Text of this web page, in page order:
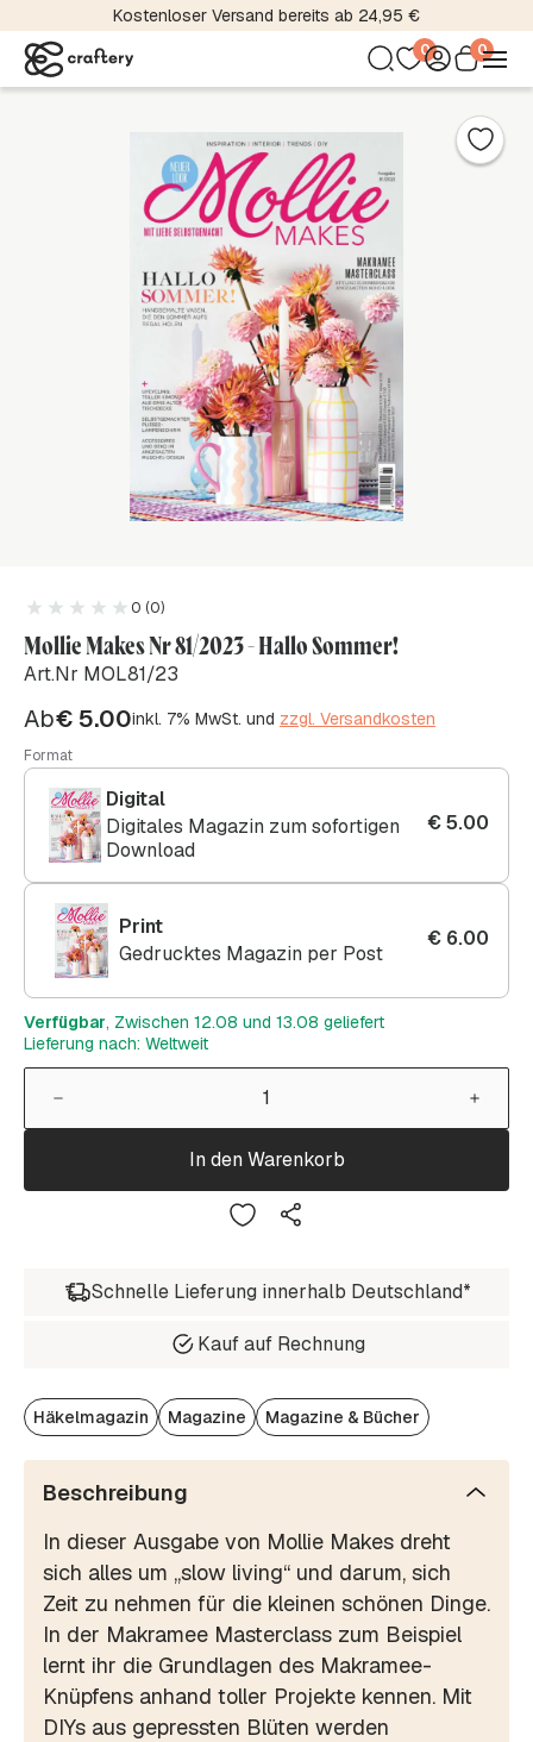
Kostenloser Versand bereits ab 24,95 €
0 0
0 (0)
Mollie Makes Nr 81/2023 - Hallo Sommer!
Art.Nr MOL81/23
Ab€ 5.00inkl. 7% MwSt. und zzgl. Versandkosten
Format
Digital
Digitales Magazin zum sofortigen
Download
€5.00
Print
Gedrucktes Magazin per Post
€ 6.00
Verfügbar, Zwischen 12.08 und 13.08 geliefert
Lieferung nach: Weltweit
In den Warenkorb
Schnelle Lieferung innerhalb Deutschland*
Kauf auf Rechnung
Häkelmagazin Magazine Magazine & Bücher
Beschreibung
In dieser Ausgabe von Mollie Makes dreht
sich alles um „slow living“ und darum, sich
Zeit zu nehmen für die kleinen schönen Dinge.
In der Makramee Masterclass zum Beispiel
lernt ihr die Grundlagen des Makramee-
Knüpfens anhand toller Projekte kennen. Mit
DIYs aus gepressten Blüten werden